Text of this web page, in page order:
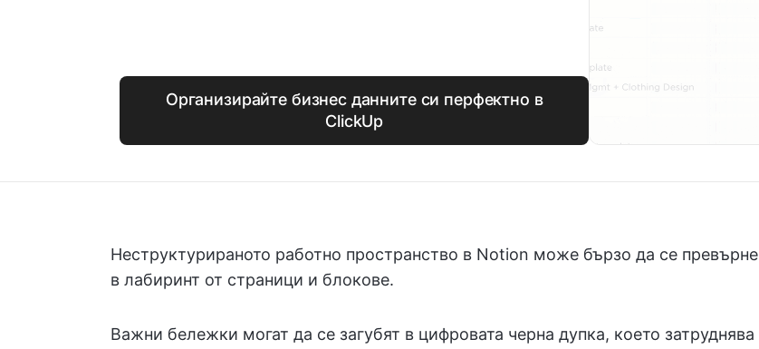
Организирайте бизнес данните си перфектно в
ClickUp
Неструктурираното работно пространство в Notion може бързо да се превърне
в лабиринт от страници и блокове.
Важни бележки могат да се загубят в цифровата черна дупка, което затруднява